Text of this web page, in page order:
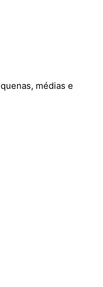
médias e